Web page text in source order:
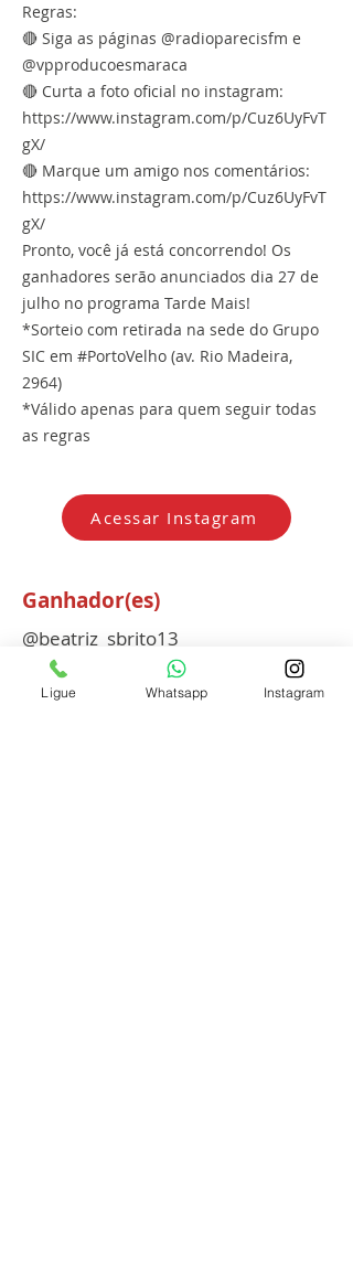
Regras:
🔴 Siga as páginas @radioparecisfm e
@vpproducoesmaraca
🔴 Curta a foto oficial no instagram:
https://www.instagram.com/p/Cuz6UyFvT
gX/
🔴 Marque um amigo nos comentários:
https://www.instagram.com/p/Cuz6UyFvT
gX/
Pronto, você já está concorrendo! Os
ganhadores serão anunciados dia 27 de
julho no programa Tarde Mais!
*Sorteio com retirada na sede do Grupo
SIC em #PortoVelho (av. Rio Madeira,
2964)
*Válido apenas para quem seguir todas
as regras
Acessar Instagram
Ganhador(es)
@beatriz_sbrito13
Anterior Próximo
Ligue Whatsapp Instagram